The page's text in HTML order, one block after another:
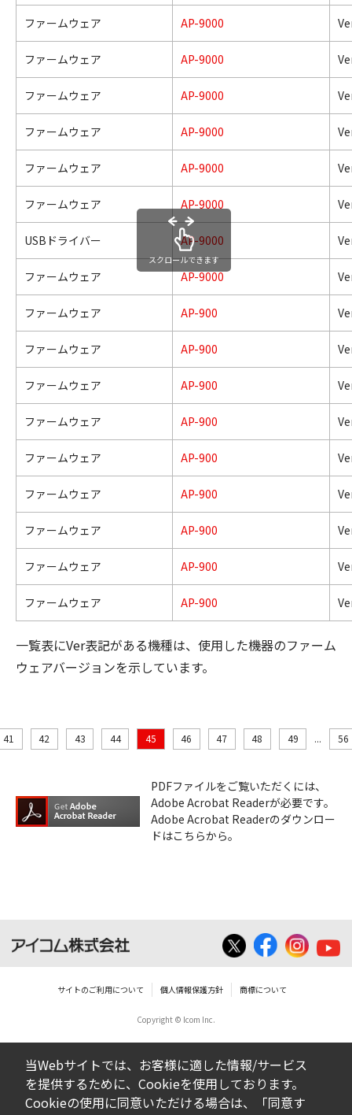
ファームウェア AP-9000
ファームウェア AP-9000
ファームウェア AP-9000
ファームウェア AP-9000
ファームウェア AP-9000
ファームウェア AP-9000
USBドライバー AP-9000
ファームウェア AP-9000
ファームウェア AP-900
ファームウェア AP-900
ファームウェア AP-900
ファームウェア AP-900
ファームウェア AP-900
ファームウェア AP-900
ファームウェア AP-900
ファームウェア AP-900
ファームウェア AP-900
スクロールできます
一覧表にVer表記がある機種は、使用した機器のファーム
ウェアバージョンを示しています。
41 42 43 44 45 46 47 48 49 ... 56
PDFファイルをご覧いただくには、
Adobe Acrobat Readerが必要です。
Adobe Acrobat Readerのダウンロー
ドはこちらから。
サイトのご利用について 個人情報保護方針 商標について
Copyright © Icom Inc.
当Webサイトでは、お客様に適した情報/サービス
を提供するために、Cookieを使用しております。
Cookieの使用に同意いただける場合は、「同意す